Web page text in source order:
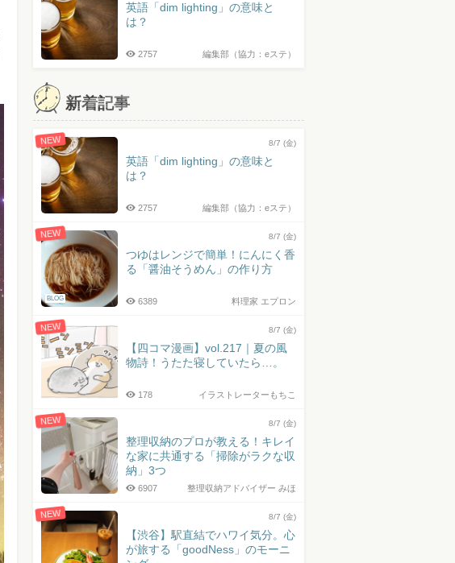
英語「dim lighting」の意味と
は？
編集部（協力：eステ）
2757
新着記事
NEW 8/7 (金)
英語「dim lighting」の意味と
は？
編集部（協力：eステ）
2757
NEW
BLOG
8/7 (金)
つゆはレンジで簡単！にんにく香
る「醤油そうめん」の作り方
料理家 エプロン
6389
NEW 8/7 (金)
【四コマ漫画】vol.217｜夏の風
物詩！うたた寝していたら…。
イラストレーターもちこ
178
NEW 8/7 (金)
整理収納のプロが教える！キレイ
な家に共通する「掃除がラクな収
納」3つ
整理収納アドバイザー みほ
6907
NEW 8/7 (金)
【渋谷】駅直結でハワイ気分。心
が旅する「goodNess」のモーニ